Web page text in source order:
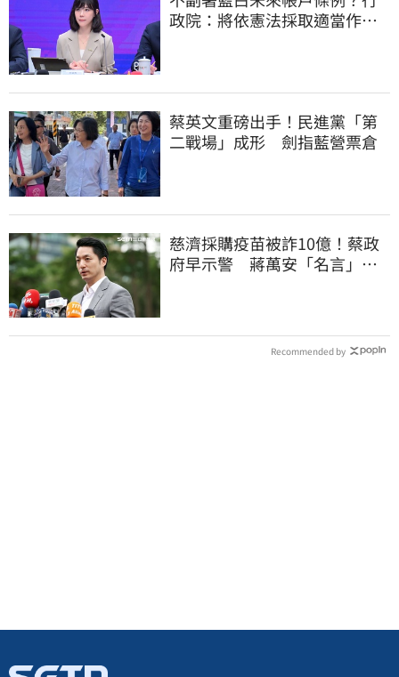
政院：將依憲法採取適當作
蔡英文重磅出手！民進黨「第
二戰場」成形 劍指藍營票倉
慈濟採購疫苗被詐10億！蔡政
府早示警 蔣萬安「名言」翻
Recommended by